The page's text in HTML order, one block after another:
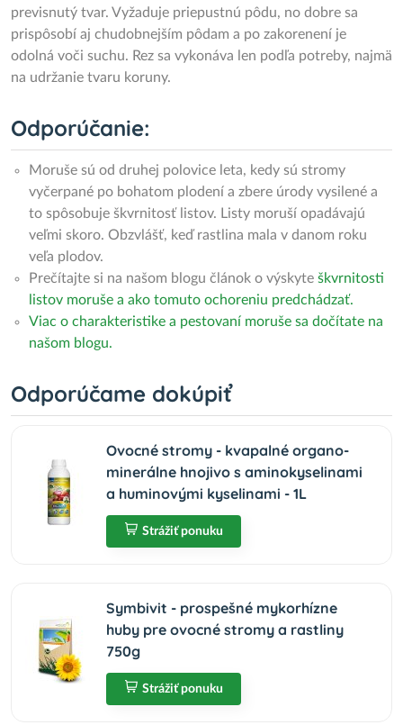
previsnutý tvar. Vyžaduje priepustnú pôdu, no dobre sa
prispôsobí aj chudobnejším pôdam a po zakorenení je
odolná voči suchu. Rez sa vykonáva len podľa potreby, najmä
na udržanie tvaru koruny.
Odporúčanie:
Moruše sú od druhej polovice leta, kedy sú stromy
vyčerpané po bohatom plodení a zbere úrody vysilené a
to spôsobuje škvrnitosť listov. Listy moruší opadávajú
veľmi skoro. Obzvlášť, keď rastlina mala v danom roku
veľa plodov.
Prečítajte si na našom blogu článok o výskyte škvrnitosti
listov moruše a ako tomuto ochoreniu predchádzať.
Viac o charakteristike a pestovaní moruše sa dočítate na
našom blogu.
Odporúčame dokúpiť
Ovocné stromy - kvapalné organo-
minerálne hnojivo s aminokyselinami
a huminovými kyselinami - 1L
Strážiť ponuku
Symbivit - prospešné mykorhízne
huby pre ovocné stromy a rastliny
750g
Strážiť ponuku